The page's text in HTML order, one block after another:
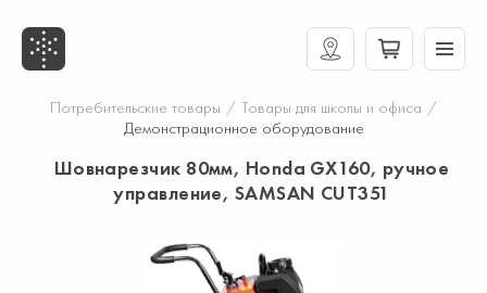
Потребительские товары / Товары для школы и офиса /
Демонстрационное оборудование
Шовнарезчик 80мм, Honda GX160, ручное
управление, SAMSAN CUT351